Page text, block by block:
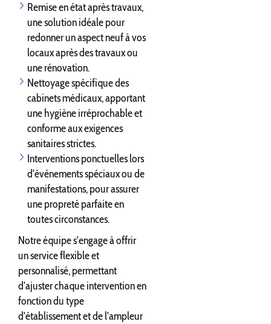
Remise en état après travaux,
une solution idéale pour
redonner un aspect neuf à vos
locaux après des travaux ou
une rénovation.
Nettoyage spécifique des
cabinets médicaux, apportant
une hygiène irréprochable et
conforme aux exigences
sanitaires strictes.
Interventions ponctuelles lors
d'événements spéciaux ou de
manifestations, pour assurer
une propreté parfaite en
toutes circonstances.
Notre équipe s'engage à offrir
un service flexible et
personnalisé, permettant
d'ajuster chaque intervention en
fonction du type
d'établissement et de l'ampleur